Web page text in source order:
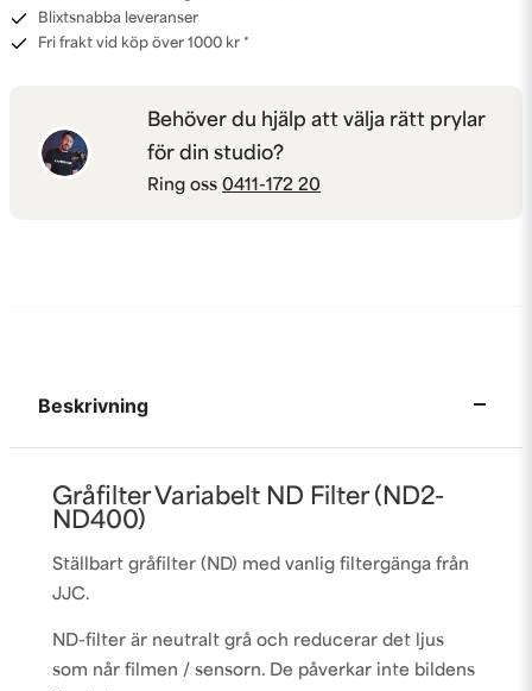
Blixtsnabba leveranser
Fri frakt vid köp över 1000 kr *
Behöver du hjälp att välja rätt prylar
för din studio?
Ring oss 0411-172 20
Beskrivning
Gråfilter Variabelt ND Filter (ND2-
ND400)
Ställbart gråfilter (ND) med vanlig filtergänga från
JJC.
ND-filter är neutralt grå och reducerar det ljus
som når filmen / sensorn. De påverkar inte bildens